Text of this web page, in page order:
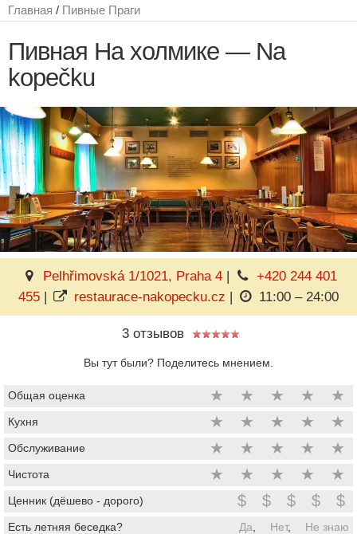
Главная / Пивные Праги
Пивная На холмике — Na
kopečku
Pelhřimovská 1/1021, Praha 4 |
+420 244 401
455| restaurace-nakopecku.cz | 11:00 – 24:00
3 отзывов
Вы тут были? Поделитесь мнением.
Общая оценка ★ ★ ★ ★ ★
Кухня ★ ★ ★ ★ ★
Обслуживание ★ ★ ★ ★ ★
Чистота ★ ★ ★ ★ ★
Ценник (дёшево - дорого) $ $ $ $ $
Есть летняя беседка? Да Нет,
Не знаю